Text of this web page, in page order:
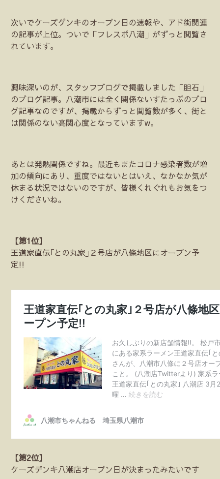
次いでケーズゲンキのオープン日の速報や、アド街関連
の記事が上位。ついで「フレスポ八潮」がずっと閲覧さ
れています。
興味深いのが、スタッフブログで掲載しました「胆石」
のブログ記事。八潮市には全く関係ないすたっぶのブロ
グ記事なのですが、掲載からずっと閲覧数が多く、街と
は関係のない高関心度となっていますw。
あとは発熱関係ですね。最近もまたコロナ感染者数が増
加の傾向にあり、重度ではないとはいえ、なかなか気が
休まる状況ではないのですが、皆様くれぐれもお気をつ
けくださいね。
【第1位】
王道家直伝｢との丸家｣２号店が八條地区にオープン予
定!!
【第2位】
ケーズデンキ八潮店オープン日が決まったみたいです